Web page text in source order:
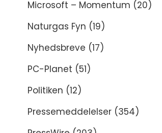
Microsoft – Momentum (20)
Naturgas Fyn (19)
Nyhedsbreve (17)
PC-Planet (51)
Politiken (12)
Pressemeddelelser (354)